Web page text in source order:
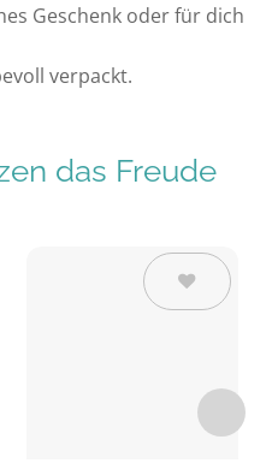
Geschenk oder für dich
verpackt.
das Freude